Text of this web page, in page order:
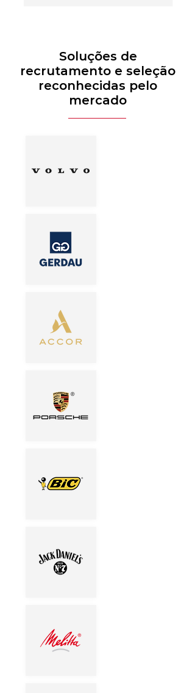
Soluções de
recrutamento e seleção
reconhecidas pelo
mercado